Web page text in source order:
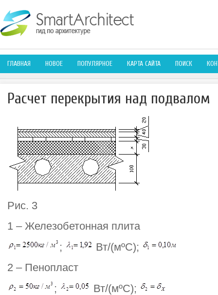
ГЛАВНАЯ НОВОЕ ПОПУЛЯРНОЕ КАРТА САЙТА ПОИСК
Расчет перекрытия над подвалом
Рис. 3
1 – Железобетонная плита
;
Вт/(мºС);
2 – Пенопласт
;
Вт/(мºС);